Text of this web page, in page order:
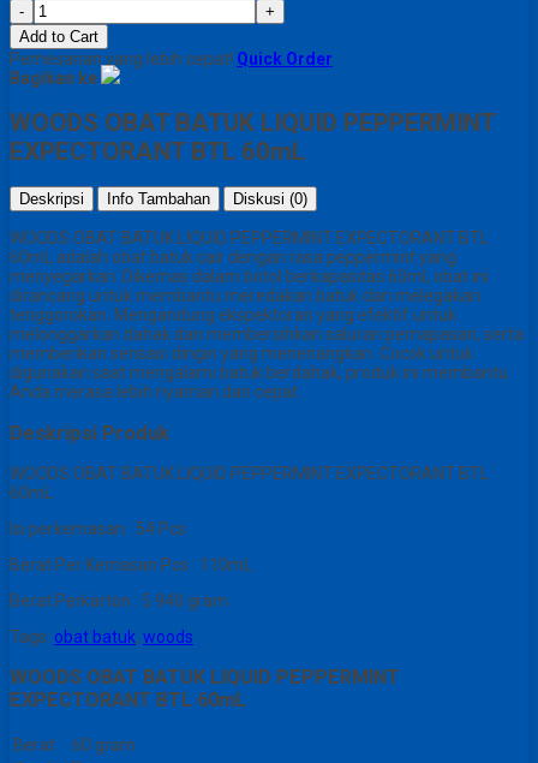
-
+
Add to Cart
Pemesanan yang lebih cepat! Quick Order
Bagikan ke
WOODS OBAT BATUK LIQUID PEPPERMINT
EXPECTORANT BTL 60mL
Deskripsi Info Tambahan Diskusi (0)
WOODS OBAT BATUK LIQUID PEPPERMINT EXPECTORANT BTL
60mL adalah obat batuk cair dengan rasa peppermint yang
menyegarkan. Dikemas dalam botol berkapasitas 60ml, obat ini
dirancang untuk membantu meredakan batuk dan melegakan
tenggorokan. Mengandung ekspektoran yang efektif untuk
melonggarkan dahak dan membersihkan saluran pernapasan, serta
memberikan sensasi dingin yang menenangkan. Cocok untuk
digunakan saat mengalami batuk berdahak, produk ini membantu
Anda merasa lebih nyaman dan cepat.
Deskripsi Produk
WOODS OBAT BATUK LIQUID PEPPERMINT EXPECTORANT BTL
60mL
Isi perkemasan : 54 Pcs
Berat Per Kemasan Pcs : 110mL
Berat Perkarton : 5.940 gram
Tags: obat batuk, woods
WOODS OBAT BATUK LIQUID PEPPERMINT
EXPECTORANT BTL 60mL
Berat
60 gram